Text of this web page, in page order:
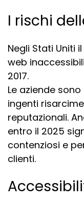
I rischi
Negli Stati Uniti
web
2017.
Le aziende
ingenti
reputazionali.
entro il 2025
contenziosi e
clienti.